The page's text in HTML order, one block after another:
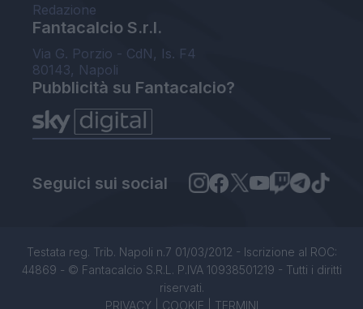
Redazione
Fantacalcio S.r.l.
Via G. Porzio - CdN, Is. F4
80143, Napoli
Pubblicità su Fantacalcio?
Seguici sui social
Testata reg. Trib. Napoli n.7 01/03/2012 - Iscrizione al ROC:
44869 - © Fantacalcio S.R.L. P.IVA 10938501219 - Tutti i diritti
riservati.
PRIVACY| COOKIE TERMINI